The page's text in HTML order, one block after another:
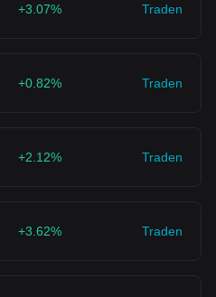
+3.07% Traden
+0.82% Traden
+2.12% Traden
+3.62% Traden